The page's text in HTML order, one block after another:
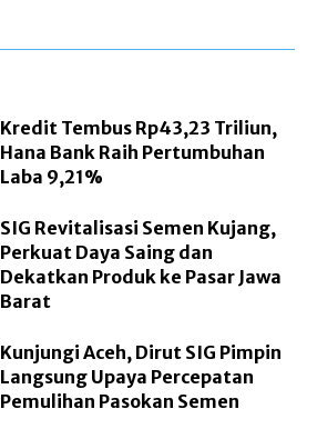
Kredit Tembus Rp43,23 Triliun,
Hana Bank Raih Pertumbuhan
Laba 9,21%
SIG Revitalisasi Semen Kujang,
Perkuat Daya Saing dan
Dekatkan Produk ke Pasar Jawa
Barat
Kunjungi Aceh, Dirut SIG Pimpin
Langsung Upaya Percepatan
Pemulihan Pasokan Semen